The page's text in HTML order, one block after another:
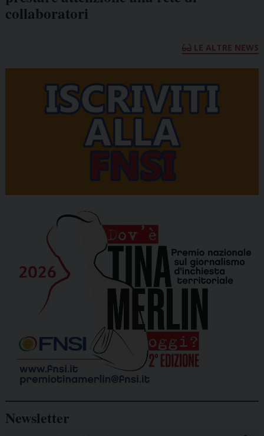
collaboratori
LE ALTRE NEWS
Newsletter